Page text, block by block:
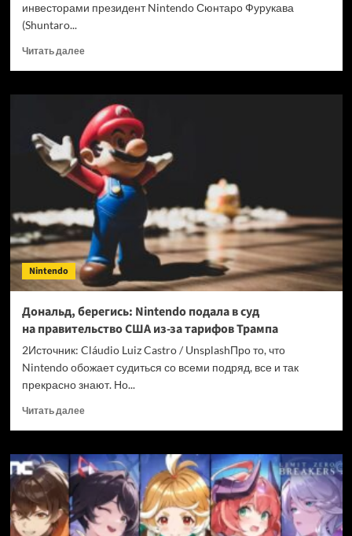
инвесторами президент Nintendo Сюнтаро Фурукава
(Shuntaro...
Читать далееПрочитать
Nintendo
подумывает
о выпуске
своих
экранизаций
вне
кинотеатров
Nintendo
Дональд, берегись: Nintendo подала в суд
на правительство США из-за тарифов Трампа
2Источник: Cláudio Luiz Castro / UnsplashПро то, что
Nintendo обожает судиться со всеми подряд, все и так
прекрасно знают. Но...
Читать далееПрочитать
Дональд,
берегись:
Nintendo
подала
в суд
на правительство